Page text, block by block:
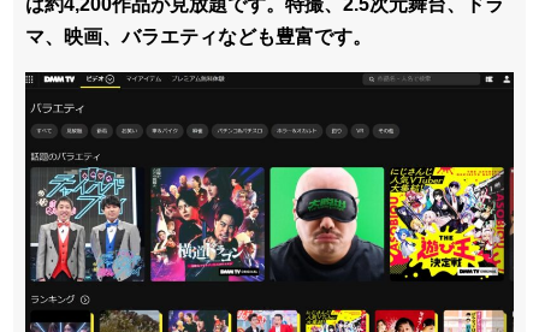
は約4,200作品が見放題です。特撮、2.5次元舞台、ドラ
マ、映画、バラエティなども豊富です。